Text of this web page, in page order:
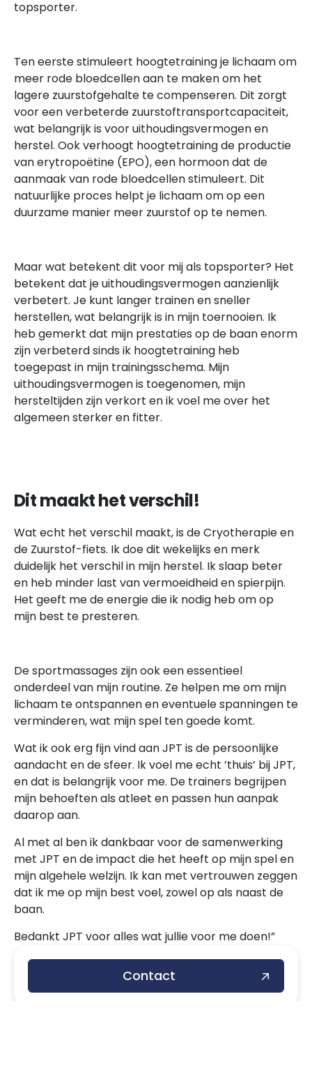
topsporter.
Ten eerste stimuleert hoogtetraining je lichaam om
meer rode bloedcellen aan te maken om het
lagere zuurstofgehalte te compenseren. Dit zorgt
voor een verbeterde zuurstoftransportcapaciteit,
wat belangrijk is voor uithoudingsvermogen en
herstel. Ook verhoogt hoogtetraining de productie
van erytropoëtine (EPO), een hormoon dat de
aanmaak van rode bloedcellen stimuleert. Dit
natuurlijke proces helpt je lichaam om op een
duurzame manier meer zuurstof op te nemen.
Maar wat betekent dit voor mij als topsporter? Het
betekent dat je uithoudingsvermogen aanzienlijk
verbetert. Je kunt langer trainen en sneller
herstellen, wat belangrijk is in mijn toernooien. Ik
heb gemerkt dat mijn prestaties op de baan enorm
zijn verbeterd sinds ik hoogtetraining heb
toegepast in mijn trainingsschema. Mijn
uithoudingsvermogen is toegenomen, mijn
hersteltijden zijn verkort en ik voel me over het
algemeen sterker en fitter.
Dit maakt het verschil!
Wat echt het verschil maakt, is de Cryotherapie en
de Zuurstof-fiets. Ik doe dit wekelijks en merk
duidelijk het verschil in mijn herstel. Ik slaap beter
en heb minder last van vermoeidheid en spierpijn.
Het geeft me de energie die ik nodig heb om op
mijn best te presteren.
De sportmassages zijn ook een essentieel
onderdeel van mijn routine. Ze helpen me om mijn
lichaam te ontspannen en eventuele spanningen te
verminderen, wat mijn spel ten goede komt.
Wat ik ook erg fijn vind aan JPT is de persoonlijke
aandacht en de sfeer. Ik voel me echt ’thuis’ bij JPT,
en dat is belangrijk voor me. De trainers begrijpen
mijn behoeften als atleet en passen hun aanpak
daarop aan.
Al met al ben ik dankbaar voor de samenwerking
met JPT en de impact die het heeft op mijn spel en
mijn algehele welzijn. Ik kan met vertrouwen zeggen
dat ik me op mijn best voel, zowel op als naast de
baan.
Bedankt JPT voor alles wat jullie voor me doen!”
Contact